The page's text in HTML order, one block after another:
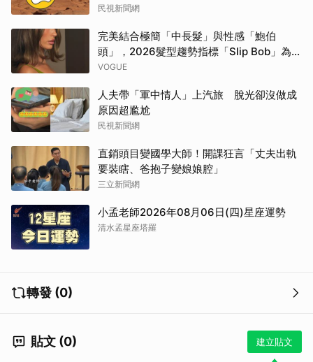
民視新聞網
完美結合極簡「中長髮」與性感「鮑伯
頭」，2026髮型趨勢指標「Slip Bob」為何
自帶90年代超模氣場？
VOGUE
人夫帶「軍中情人」上汽旅 脫光卻沒做成
原因超尷尬
民視新聞網
直銷頭目變國學大師！開課狂言「丈夫出軌
要裝瞎、爸抱子變娘娘腔」
三立新聞網
小孟老師2026年08月06日(四)星座運勢
清水孟星座塔羅
轉發 (0)
貼文 (0) 建立貼文